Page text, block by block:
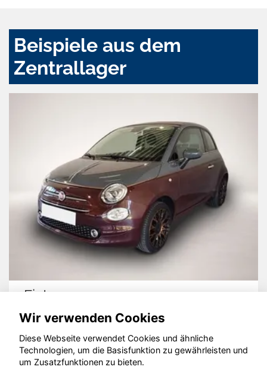
Beispiele aus dem
Zentrallager
Fiat 500
© konjunkturmotor.de GmbH 2020 - 2026
Wir verwenden Cookies
Diese Webseite verwendet Cookies und ähnliche
Technologien, um die Basisfunktion zu gewährleisten und
um Zusatzfunktionen zu bieten.